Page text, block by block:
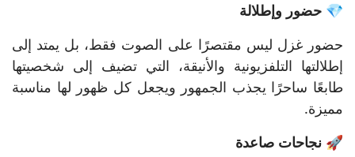
💎 حضور وإطلالة
حضور غزل ليس مقتصرًا على الصوت فقط، بل يمتد إلى
إطلالتها التلفزيونية والأنيقة، التي تضيف إلى شخصيتها
طابعًا ساحرًا يجذب الجمهور ويجعل كل ظهور لها مناسبة
مميزة.
🚀 نجاحات صاعدة